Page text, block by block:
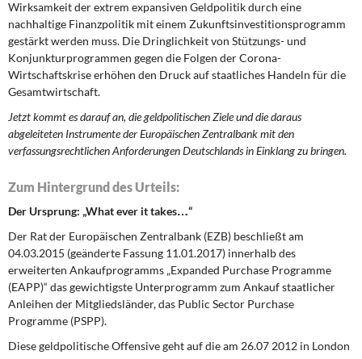
Wirksamkeit der extrem expansiven Geldpolitik durch eine
nachhaltige Finanzpolitik mit einem Zukunftsinvestitionsprogramm
gestärkt werden muss. Die Dringlichkeit von Stützungs- und
Konjunkturprogrammen gegen die Folgen der Corona-
Wirtschaftskrise erhöhen den Druck auf staatliches Handeln für die
Gesamtwirtschaft.
Jetzt kommt es darauf an, die geldpolitischen Ziele und die daraus
abgeleiteten Instrumente der Europäischen Zentralbank mit den
verfassungsrechtlichen Anforderungen Deutschlands in Einklang zu bringen.
Zum Hintergrund des Urteils:
Der Ursprung: „What ever it takes…“
Der Rat der Europäischen Zentralbank (EZB) beschließt am
04.03.2015 (geänderte Fassung 11.01.2017) innerhalb des
erweiterten Ankaufprogramms „Expanded Purchase Programme
(EAPP)“ das gewichtigste Unterprogramm zum Ankauf staatlicher
Anleihen der Mitgliedsländer, das Public Sector Purchase
Programme (PSPP).
Diese geldpolitische Offensive geht auf die am 26.07 2012 in London